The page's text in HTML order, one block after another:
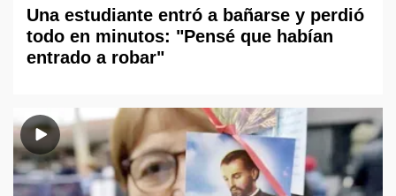
Una estudiante entró a bañarse y perdió
todo en minutos: "Pensé que habían
entrado a robar"